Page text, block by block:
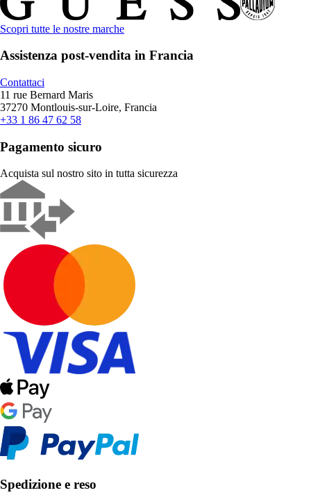
Scopri tutte le nostre marche
Assistenza post-vendita in Francia
Contattaci
11 rue Bernard Maris
37270 Montlouis-sur-Loire, Francia
+33 1 86 47 62 58
Pagamento sicuro
Acquista sul nostro sito in tutta sicurezza
Spedizione e reso